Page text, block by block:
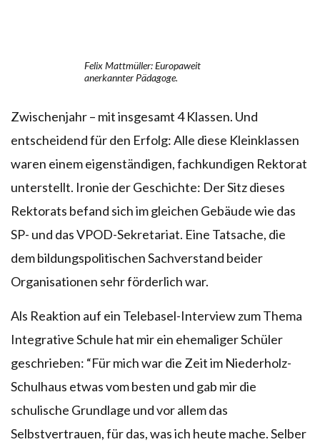
Felix Mattmüller: Europaweit
anerkannter Pädagoge.
Zwischenjahr – mit insgesamt 4 Klassen. Und
entscheidend für den Erfolg: Alle diese Kleinklassen
waren einem eigenständigen, fachkundigen Rektorat
unterstellt. Ironie der Geschichte: Der Sitz dieses
Rektorats befand sich im gleichen Gebäude wie das
SP- und das VPOD-Sekretariat. Eine Tatsache, die
dem bildungspolitischen Sachverstand beider
Organisationen sehr förderlich war.
Als Reaktion auf ein Telebasel-Interview zum Thema
Integrative Schule hat mir ein ehemaliger Schüler
geschrieben: “Für mich war die Zeit im Niederholz-
Schulhaus etwas vom besten und gab mir die
schulische Grundlage und vor allem das
Selbstvertrauen, für das, was ich heute mache. Selber